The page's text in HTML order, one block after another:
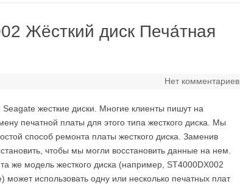
Жёсткий диск Печа́тная
Нет комментариев
жесткие диски. Многие клиенты пишут на
печатной платы для этого типа жесткого диска. Мы
способ ремонта платы жесткого диска. Заменив
чтобы мы могли восстановить данные на нем.
же модель жесткого диска (например, ST4000DX002
может использовать одну или несколько печатных плат